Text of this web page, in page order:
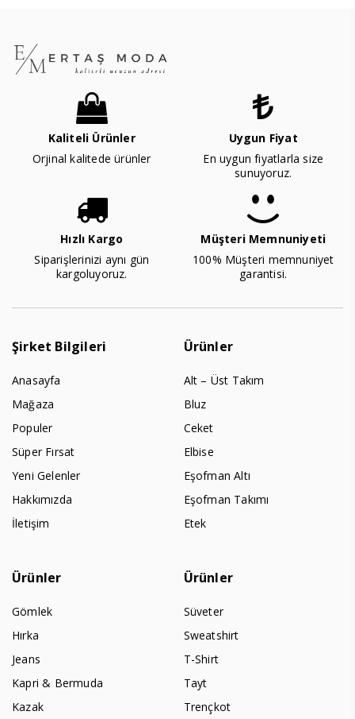
Kaliteli Ürünler
Orjinal kalitede ürünler
Uygun Fiyat
En uygun fiyatlarla size
sunuyoruz.
Hızlı Kargo
Siparişlerinizi aynı gün
kargoluyoruz.
Müşteri Memnuniyeti
100% Müşteri memnuniyet
garantisi.
Şirket Bilgileri
Anasayfa
Mağaza
Populer
Süper Fırsat
Yeni Gelenler
Hakkımızda
İletişim
Ürünler
Alt – Üst Takım
Bluz
Ceket
Elbise
Eşofman Altı
Eşofman Takımı
Etek
Ürünler
Gömlek
Hırka
Jeans
Kapri & Bermuda
Kazak
Ürünler
Süveter
Sweatshirt
T-Shirt
Tayt
Trençkot